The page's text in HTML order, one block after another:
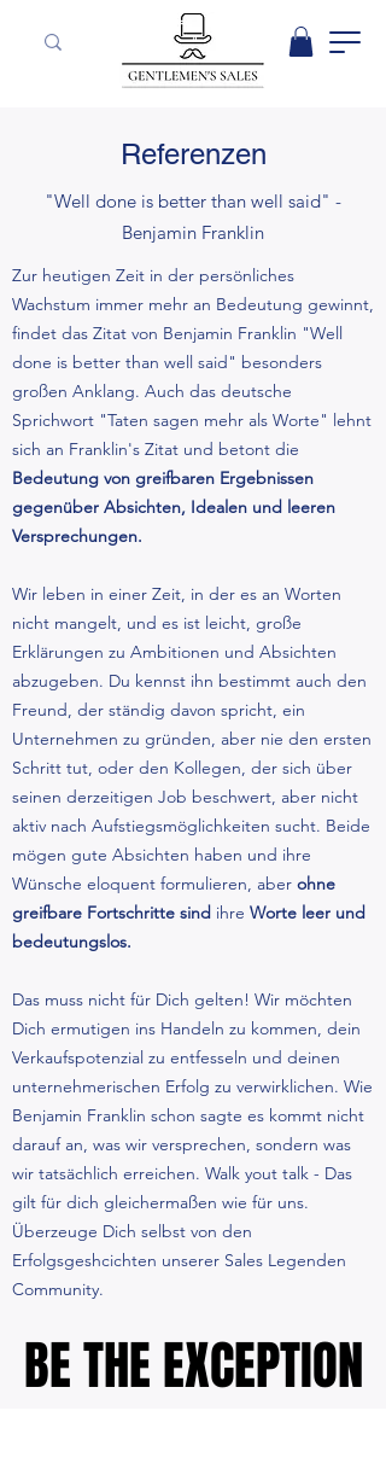
Referenzen
"Well done is better than well said" -
Benjamin Franklin
Zur heutigen Zeit in der persönliches
Wachstum immer mehr an Bedeutung gewinnt,
findet das Zitat von Benjamin Franklin "Well
done is better than well said" besonders
großen Anklang. Auch das deutsche
Sprichwort "Taten sagen mehr als Worte" lehnt
sich an Franklin's Zitat und betont die
Bedeutung von greifbaren Ergebnissen
gegenüber Absichten, Idealen und leeren
Versprechungen.
Wir leben in einer Zeit, in der es an Worten
nicht mangelt, und es ist leicht, große
Erklärungen zu Ambitionen und Absichten
abzugeben. Du kennst ihn bestimmt auch den
Freund, der ständig davon spricht, ein
Unternehmen zu gründen, aber nie den ersten
Schritt tut, oder den Kollegen, der sich über
seinen derzeitigen Job beschwert, aber nicht
aktiv nach Aufstiegsmöglichkeiten sucht. Beide
mögen gute Absichten haben und ihre
Wünsche eloquent formulieren, aber ohne
greifbare Fortschritte sind ihre Worte leer und
bedeutungslos.
Das muss nicht für Dich gelten! Wir möchten
Dich ermutigen ins Handeln zu kommen, dein
Verkaufspotenzial zu entfesseln und deinen
unternehmerischen Erfolg zu verwirklichen. Wie
Benjamin Franklin schon sagte es kommt nicht
darauf an, was wir versprechen, sondern was
wir tatsächlich erreichen. Walk yout talk - Das
gilt für dich gleichermaßen wie für uns.
Überzeuge Dich selbst von den
Erfolgsgeshcichten unserer Sales Legenden
Community.
BE THE EXCEPTION
BE THE EXCEPTION